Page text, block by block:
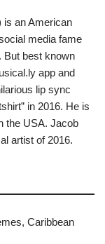
is an American
media fame
But best known
app and
lip sync
in 2016. He is
the USA. Jacob
artist of 2016.
Caribbean